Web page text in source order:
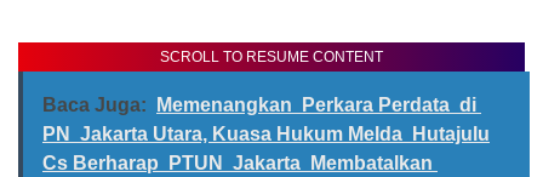
SCROLL TO RESUME CONTENT
Baca Juga:
Memenangkan Perkara Perdata di
PN Jakarta Utara, Kuasa Hukum Melda Hutajulu
Cs Berharap PTUN Jakarta Membatalkan